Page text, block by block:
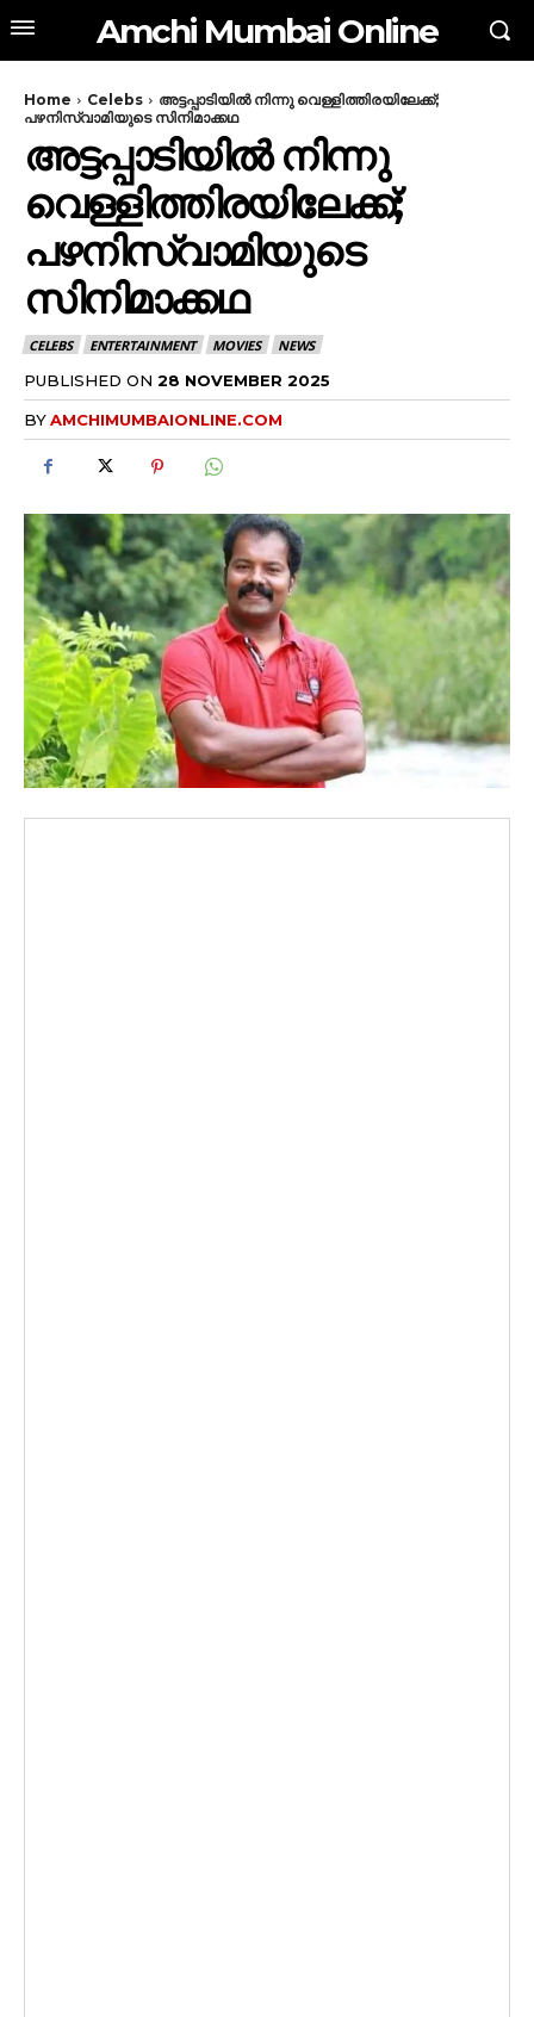
Amchi Mumbai Online
Home Celebs
അട്ടപ്പാടിയിൽ നിന്നു വെള്ളിത്തിരയിലേക്ക്;
പഴനിസ്വാമിയുടെ സിനിമാക്കഥ
അട്ടപ്പാടിയിൽ നിന്നു
വെള്ളിത്തിരയിലേക്ക്;
പഴനിസ്വാമിയുടെ
സിനിമാക്കഥ
CELEBS ENTERTAINMENT MOVIES NEWS
PUBLISHED ON 28 NOVEMBER 2025
BYAMCHIMUMBAIONLINE.COM